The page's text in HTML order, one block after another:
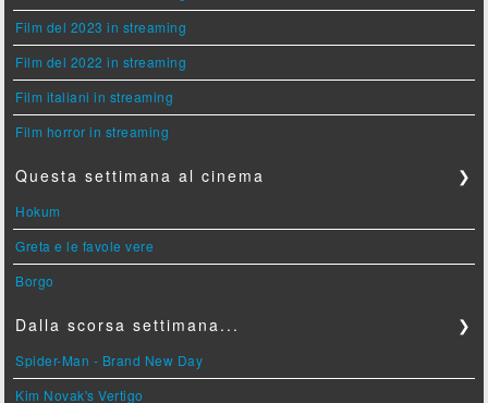
Film del 2023 in streaming
Film del 2022 in streaming
Film italiani in streaming
Film horror in streaming
Questa settimana al cinema ❯
Hokum
Greta e le favole vere
Borgo
Dalla scorsa settimana... ❯
Spider-Man - Brand New Day
Kim Novak's Vertigo